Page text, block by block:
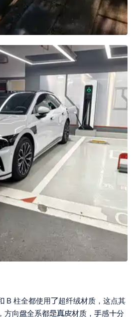
B 柱全都使用超纤绒材质，这点其
方向全系都材质， 感分